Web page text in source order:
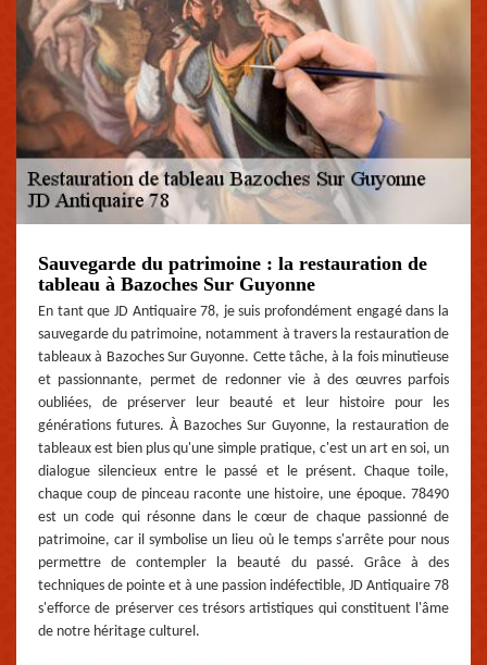
Sauvegarde du patrimoine : la restauration de
tableau à Bazoches Sur Guyonne
En tant que JD Antiquaire 78, je suis profondément engagé dans la
sauvegarde du patrimoine, notamment à travers la restauration de
tableaux à Bazoches Sur Guyonne. Cette tâche, à la fois minutieuse
et passionnante, permet de redonner vie à des œuvres parfois
oubliées, de préserver leur beauté et leur histoire pour les
générations futures. À Bazoches Sur Guyonne, la restauration de
tableaux est bien plus qu'une simple pratique, c'est un art en soi, un
dialogue silencieux entre le passé et le présent. Chaque toile,
chaque coup de pinceau raconte une histoire, une époque. 78490
est un code qui résonne dans le cœur de chaque passionné de
patrimoine, car il symbolise un lieu où le temps s'arrête pour nous
permettre de contempler la beauté du passé. Grâce à des
techniques de pointe et à une passion indéfectible, JD Antiquaire 78
s'efforce de préserver ces trésors artistiques qui constituent l'âme
de notre héritage culturel.